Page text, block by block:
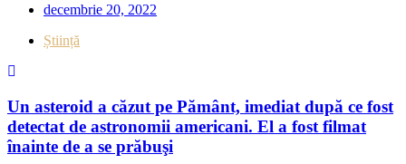
decembrie 20, 2022
Știință
Un asteroid a căzut pe Pământ, imediat după ce fost
detectat de astronomii americani. El a fost filmat
înainte de a se prăbuşi